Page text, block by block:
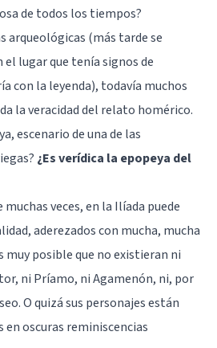
de todos los tiempos?
arqueológicas (más tarde se
lugar que tenía signos de
con la leyenda), todavía muchos
la veracidad del relato homérico.
escenario de una de las
¿Es verídica la epopeya del
muchas veces, en la Ilíada puede
aderezados con mucha, mucha
muy posible que no existieran ni
ni Príamo, ni Agamenón, ni, por
O quizá sus personajes están
oscuras reminiscencias